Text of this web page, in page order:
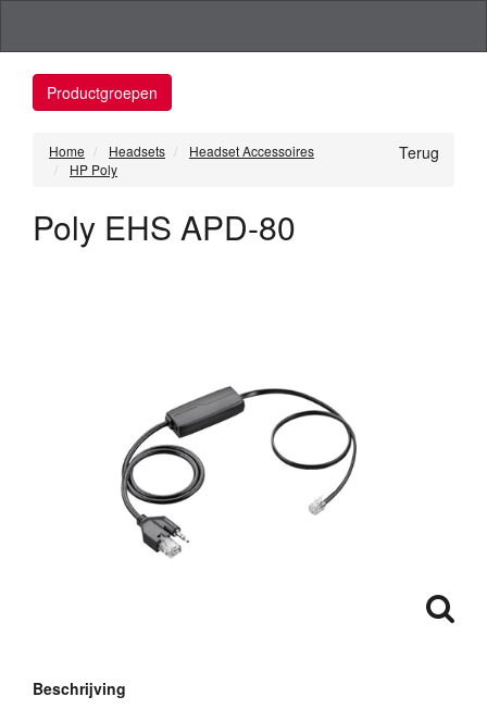
Productgroepen
Terug
Home Headsets
Headset Accessoires
HP Poly
Poly EHS APD-80
Beschrijving